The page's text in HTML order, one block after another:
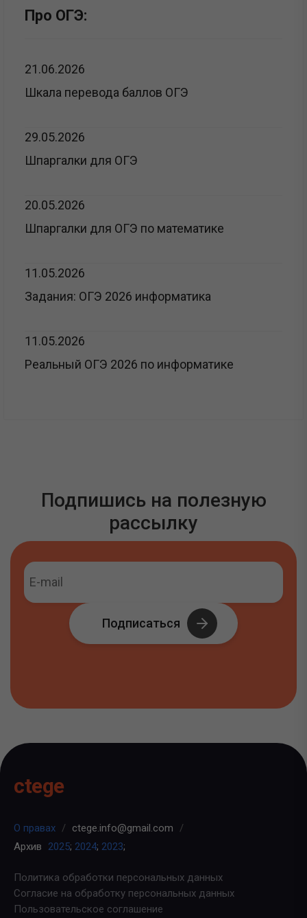
Про ОГЭ:
21.06.2026
Шкала перевода баллов ОГЭ
29.05.2026
Шпаргалки для ОГЭ
20.05.2026
Шпаргалки для ОГЭ по математике
11.05.2026
Задания: ОГЭ 2026 информатика
11.05.2026
Реальный ОГЭ 2026 по информатике
Подпишись на полезную
рассылку
Подписаться
ctege
О правах / ctege.info@gmail.com
/
Архив
2025; 2024; 2023;
Политика обработки персональных данных
Согласие на обработку персональных данных
Пользовательское соглашение